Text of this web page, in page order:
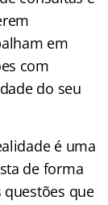
em
com
do seu
é uma
de forma
questões que